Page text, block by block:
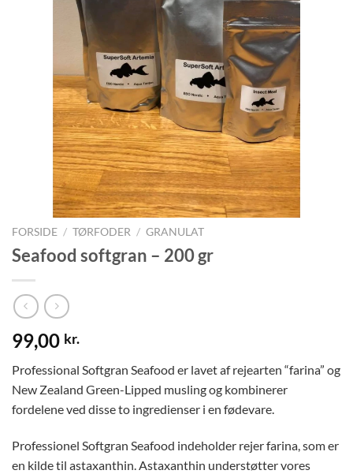
FORSIDE / TØRFODER / GRANULAT
Seafood softgran – 200 gr
99,00 kr.
Professional Softgran Seafood er lavet af rejearten “farina” og
New Zealand Green-Lipped musling og kombinerer
fordelene ved disse to ingredienser i en fødevare.
Professionel Softgran Seafood indeholder rejer farina, som er
en kilde til astaxanthin. Astaxanthin understøtter vores